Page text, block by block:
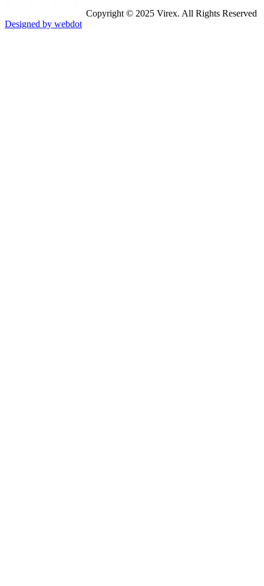
Copyright © 2025 Virex. All Rights Reserved
Designed by webdot